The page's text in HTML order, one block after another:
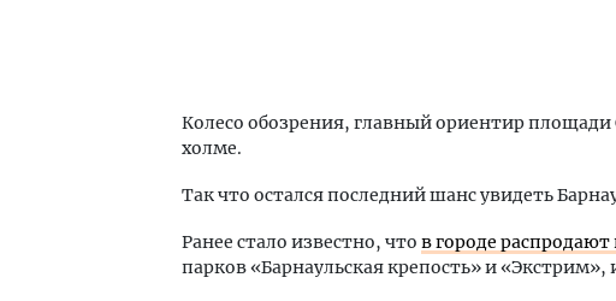
Колесо обозрения, главный ориентир площади
холме.
Так что остался последний шанс увидеть
Ранее стало известно, что в городе
парков «Барнаульская крепость» и